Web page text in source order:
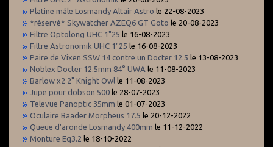
Platine mâle Losmandy Altair Astro le 22-08-2023
*réservé* Skywatcher AZEQ6 GT Goto le 20-08-2023
Filtre Optolong UHC 1"25 le 16-08-2023
Filtre Astronomik UHC 1"25 le 16-08-2023
Paire de Vixen SSW 14 contre un Docter 12.5 le 13-08-2023
Noblex Docter 12.5mm 84° UWA le 11-08-2023
Barlow x2 2" Knight Owl le 11-08-2023
Jupe pour dobson 500 le 28-07-2023
Televue Panoptic 35mm le 01-07-2023
Oculaire Baader Morpheus 17.5 le 20-12-2022
Queue d'aronde Losmandy 400mm le 11-12-2022
Monture Eq3.2 le 18-10-2022